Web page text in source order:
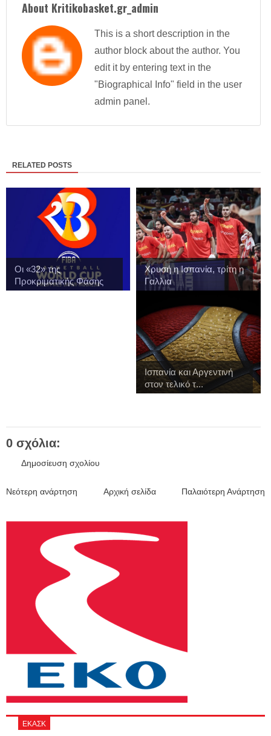
About Kritikobasket.gr_admin
This is a short description in the
author block about the author. You
edit it by entering text in the
"Biographical Info" field in the user
admin panel.
RELATED POSTS
Οι «32» της
Προκριματικής Φάσης
του...
Χρυσή η Ισπανία, τρίτη η
Γαλλια
Ισπανία και Αργεντινή
στον τελικό τ...
0 σχόλια:
Δημοσίευση σχολίου
Νεότερη ανάρτηση Παλαιότερη Ανάρτηση
Αρχική σελίδα
ΕΚΑΣΚ